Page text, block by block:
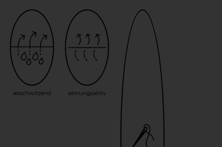
abschwitzend atmungsaktiv